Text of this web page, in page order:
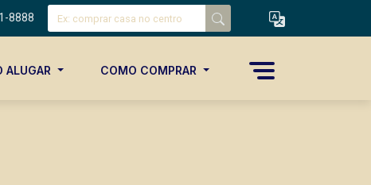
8888
ALUGAR COMO COMPRAR